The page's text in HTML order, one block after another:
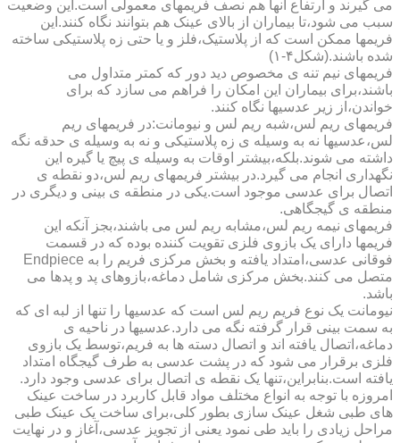
می گیرند و ارتفاع آنها هم نصف فریمهای معمولی است.این وضعیت
سبب می شود،تا بیماران از بالای عینک هم بتوانند نگاه کنند.این
فریمها ممکن است که از پلاستیک،فلز و یا حتی زه پلاستیکی ساخته
شده باشند.(شکل۴-۱)
فریمهای نیم تنه ی مخصوص دید دور که کمتر متداول می
باشند،برای بیماران این امکان را فراهم می سازد که برای
خواندن،از زیر عدسیها نگاه کنند.
فریمهای ریم لس،شبه ریم لس و نیومانت:در فریمهای ریم
لس،عدسیها نه به وسیله ی زه پلاستیکی و نه به وسیله ی حدقه نگه
داشته می شوند.بلکه،بیشتر اوقات به وسیله ی پیچ یا گیره این
نگهداری انجام می گیرد.در بیشتر فریمهای ریم لس،دو نقطه ی
اتصال برای عدسی موجود است.یکی در منطقه ی بینی و دیگری در
منطقه ی گیجگاهی.
فریمهای نیمه ریم لس،مشابه ریم لس می باشند،بجز آنکه این
فریمها دارای یک بازوی فلزی تقویت کننده بوده که در قسمت
فوقانی عدسی،امتداد یافته و بخش مرکزی فریم را به Endpiece
متصل می کنند.بخش مرکزی شامل دماغه،بازوهای پد و پدها می
باشد.
نیومانت یک نوع فریم ریم لس است که عدسیها را تنها از لبه ای که
به سمت بینی قرار گرفته نگه می دارد.عدسیها در ناحیه ی
دماغه،اتصال یافته اند و اتصال دسته ها به فریم،توسط یک بازوی
فلزی برقرار می شود که در پشت عدسی به طرف گیجگاه امتداد
یافته است.بنابراین،تنها یک نقطه ی اتصال برای عدسی وجود دارد.
امروزه با توجه به انواع مختلف مواد قابل کاربرد در ساخت عینک
های طبی شغل عینک سازی بطور کلی،برای ساخت یک عینک طبی
مراحل زیادی را باید طی نمود یعنی از تجویز عدسی،آغاز و در نهایت